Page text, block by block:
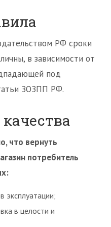
РФ сроки
в зависимости от
под
ЗОЗПП РФ.
что вернуть
потребитель
эксплуатации;
в целости и